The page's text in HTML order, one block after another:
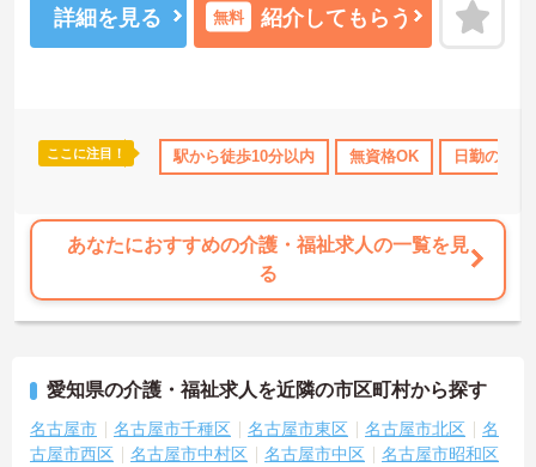
児補助 無資格OK 年間休日110日以上 交通費支給
詳細を見る 無料 紹介してもらう
ここに注目！ 駅から徒歩10分以内 無資格OK 日勤のみ
あなたにおすすめの介護・福祉求人の一覧を見
る
愛知県の介護・福祉求人を近隣の市区町村から探す
名古屋市 名古屋市千種区 名古屋市東区 名古屋市北区
名
古屋市西区
名古屋市中村区 名古屋市中区
名古屋市昭和区